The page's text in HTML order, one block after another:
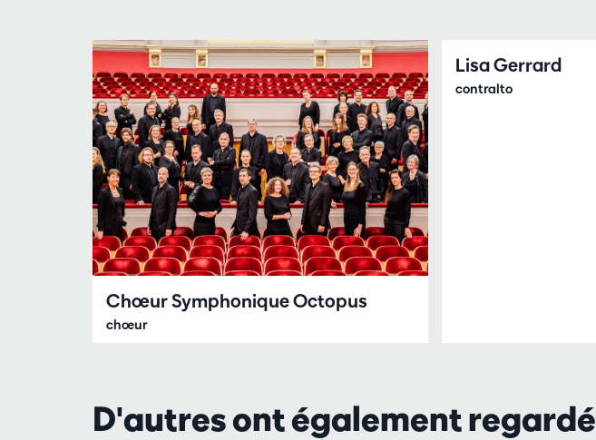
Chœur Symphonique Octopus
chœur
Lisa Gerrard
contralto
D'autres ont également regardé